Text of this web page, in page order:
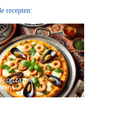
recepten:
pizza met